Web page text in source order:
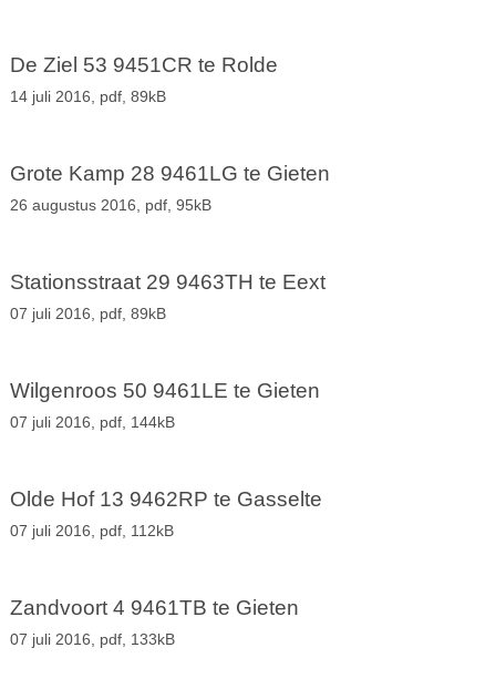
De Ziel 53 9451CR te Rolde
14 juli 2016, pdf, 89kB
Grote Kamp 28 9461LG te Gieten
26 augustus 2016, pdf, 95kB
Stationsstraat 29 9463TH te Eext
07 juli 2016, pdf, 89kB
Wilgenroos 50 9461LE te Gieten
07 juli 2016, pdf, 144kB
Olde Hof 13 9462RP te Gasselte
07 juli 2016, pdf, 112kB
Zandvoort 4 9461TB te Gieten
07 juli 2016, pdf, 133kB